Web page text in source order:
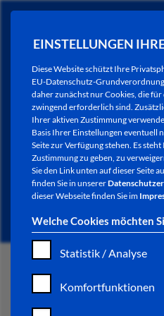
EINSTELLUNGEN
Diese Website schützt Ihre
EU-Datenschutz-
daher zunächst nur Cookies, die
zwingend erforderlich sind.
Ihrer aktiven Zustimmung
Basis Ihrer Einstellungen eventuell
Seite zur Verfügung stehen. Es
Zustimmung zu geben, zu
Sie den Link unten auf dieser Seite
finden Sie in unserer
dieser Webseite finden Sie im
Welche Cookies möchten
Statistik / Analyse
Komfortfunktionen
NEWSLETTER /
START